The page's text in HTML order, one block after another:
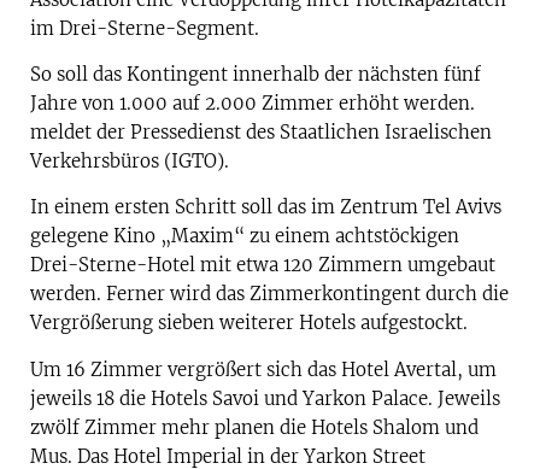
im Drei-Sterne-Segment.
So soll das Kontingent innerhalb der nächsten fünf
Jahre von 1.000 auf 2.000 Zimmer erhöht werden.
meldet der Pressedienst des Staatlichen Israelischen
Verkehrsbüros (IGTO).
In einem ersten Schritt soll das im Zentrum Tel Avivs
gelegene Kino „Maxim“ zu einem achtstöckigen
Drei-Sterne-Hotel mit etwa 120 Zimmern umgebaut
werden. Ferner wird das Zimmerkontingent durch die
Vergrößerung sieben weiterer Hotels aufgestockt.
Um 16 Zimmer vergrößert sich das Hotel Avertal, um
jeweils 18 die Hotels Savoi und Yarkon Palace. Jeweils
zwölf Zimmer mehr planen die Hotels Shalom und
Mus. Das Hotel Imperial in der Yarkon Street